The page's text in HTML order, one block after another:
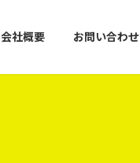
会社概要 お問い合わせ